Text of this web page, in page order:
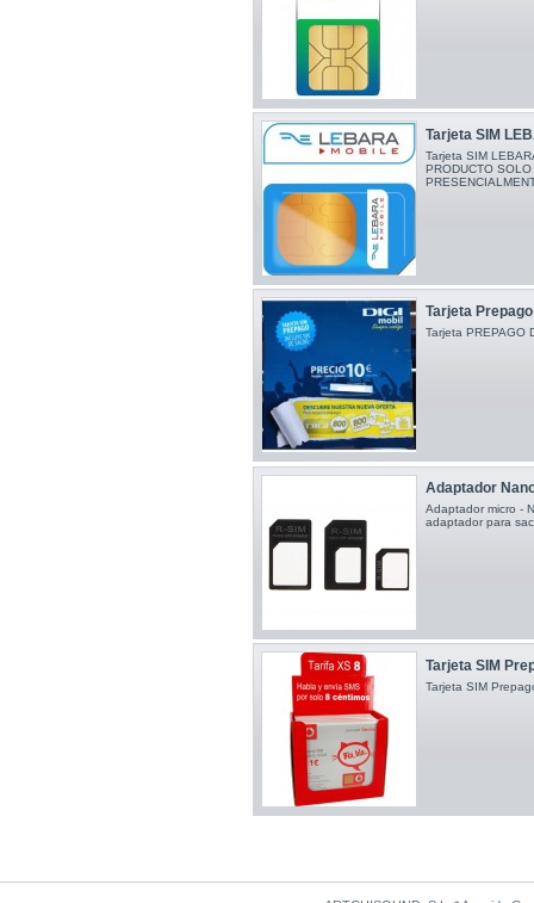
Tarjeta SIM
Tarjeta SIM
PRODUCTO
Tarjeta
Tarjeta PREPAGO
Adaptador
Adaptador micro -
adaptador para
Tarjeta SIM
Tarjeta SIM